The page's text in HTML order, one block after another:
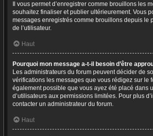
Il vous permet d’enregistrer comme brouillons les
souhaitez finaliser et publier ultérieurement. Vous
messages enregistrés comme brouillons depuis le
de l’utilisateur.
Haut
Pourquoi mon message a-t-il besoin d’être
Les administrateurs du forum peuvent décider de
vérifications les messages que vous rédigez sur le
également possible que vous ayez été placé dans
d’utilisateurs aux permissions limitées. Pour plus
contacter un administrateur du forum.
Haut